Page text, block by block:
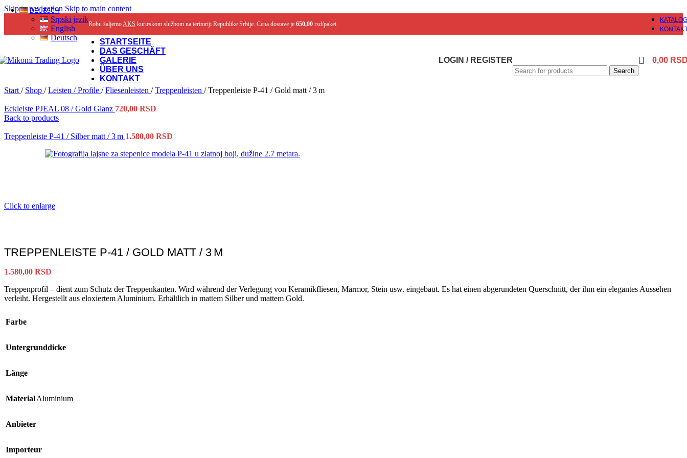
Skip to navigation Skip to main content
DEUTSCH
Srpski jezik
English
Deutsch
Robu šaljemoAKS kurirskom službom na teritoriji Republike Srbije. Cena dostave je 650,00rsd/paket.
KATALOG
STARTSEITE
DAS GESCHÄFT
GALERIE
ÜBER UNS
KONTAKT
LOGIN / REGISTER
Search
0,00
Start / Shop / Leisten / Profile / Fliesenleisten / Treppenleisten / Treppenleiste P-41 / Gold matt / 3 m
Eckleiste PJEAL 08 / Gold Glanz 720,00 RSD
Back to products
Treppenleiste P-41 / Silber matt / 3 m 1.580,00 RSD
Click to enlarge
TREPPENLEISTE P-41 / GOLD MATT / 3 M
1.580,00 RSD
Treppenprofil – dient zum Schutz der Treppenkanten. Wird während der Verlegung von Keramikfliesen, Marmor, Stein usw. eingebaut. Es hat einen abgerundeten Querschnitt, der ihm ein elegantes Aussehen
verleiht. Hergestellt aus eloxiertem Aluminium. Erhältlich in mattem Silber und mattem Gold.
Farbe
Untergrunddicke
Länge
MaterialAluminium
Anbieter
Importeur